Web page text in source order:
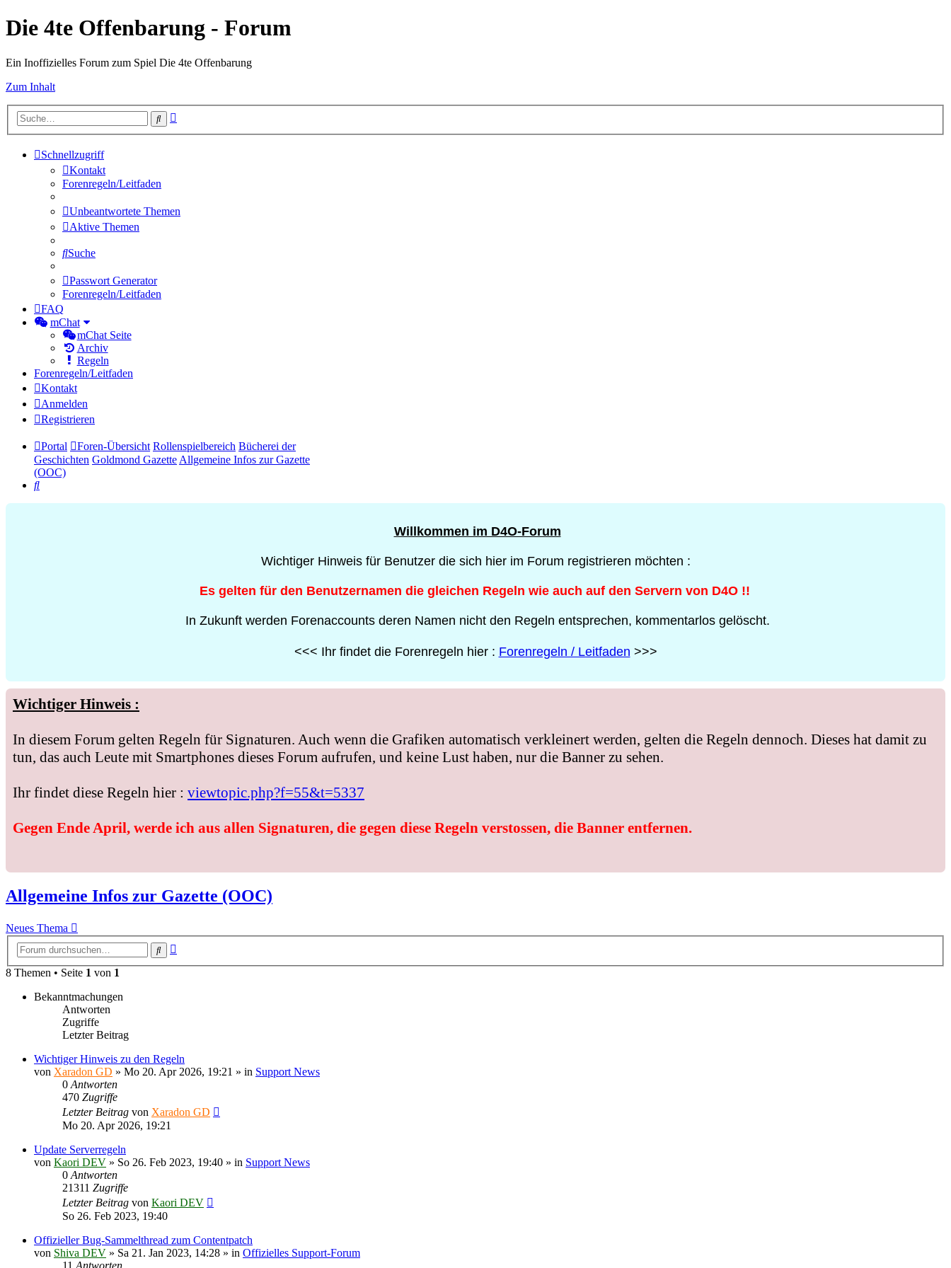
Die 4te Offenbarung - Forum
Ein Inoffizielles Forum zum Spiel Die 4te Offenbarung
Zum Inhalt
Suche
Schnellzugriff
Kontakt
Forenregeln/Leitfaden
Unbeantwortete Themen
Aktive Themen
Suche
Passwort Generator
Forenregeln/Leitfaden
FAQ
mChat
mChat Seite
Archiv
Regeln
Forenregeln/Leitfaden
Kontakt
Anmelden
Registrieren
Portal Foren-Übersicht Rollenspielbereich Bücherei der
Geschichten Goldmond GazetteAllgemeine Infos zur Gazette
(OOC)
Suche
Willkommen im D4O-Forum
Wichtiger Hinweis für Benutzer die sich hier im Forum registrieren möchten :
Es gelten für den Benutzernamen die gleichen Regeln wie auch auf den Servern von D4O !!
In Zukunft werden Forenaccounts deren Namen nicht den Regeln entsprechen, kommentarlos gelöscht.
<<< Ihr findet die Forenregeln hier : Forenregeln / Leitfaden >>>
Wichtiger Hinweis :
In diesem Forum gelten Regeln für Signaturen. Auch wenn die Grafiken automatisch verkleinert werden, gelten die Regeln dennoch. Dieses hat damit zu
tun, das auch Leute mit Smartphones dieses Forum aufrufen, und keine Lust haben, nur die Banner zu sehen.
Ihr findet diese Regeln hier : viewtopic.php?f=55&t=5337
Gegen Ende April, werde ich aus allen Signaturen, die gegen diese Regeln verstossen, die Banner entfernen.
Allgemeine Infos zur Gazette (OOC)
Neues Thema
Suche
8 Themen • Seite 1 von 1
Bekanntmachungen
Antworten
Zugriffe
Letzter Beitrag
Wichtiger Hinweis zu den Regeln
von Xaradon GD » Mo 20. Apr 2026, 19:21 » in Support News
0 Antworten
470 Zugriffe
Letzter Beitrag von Xaradon GD
Mo 20. Apr 2026, 19:21
Update Serverregeln
von Kaori DEV » So 26. Feb 2023, 19:40 » in Support News
0 Antworten
21311 Zugriffe
Letzter Beitrag von Kaori DEV
So 26. Feb 2023, 19:40
Offizieller Bug-Sammelthread zum Contentpatch
von Shiva DEV » Sa 21. Jan 2023, 14:28 » in Offizielles Support-Forum
11 Antworten